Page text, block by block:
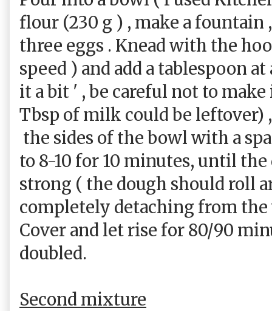
flour (230 g ) , make a
three eggs . Knead with the
speed ) and add a tablespoon
it a bit ' , be careful not to
Tbsp of milk could be leftover)
the sides of the bowl with a
to 8-10 for 10 minutes, until
strong ( the dough should roll
completely detaching from
Cover and let rise for 80/90
doubled.
Second mixture